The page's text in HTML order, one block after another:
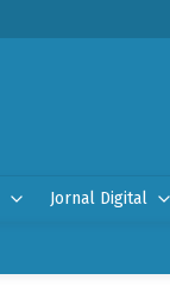
Jornal Digital